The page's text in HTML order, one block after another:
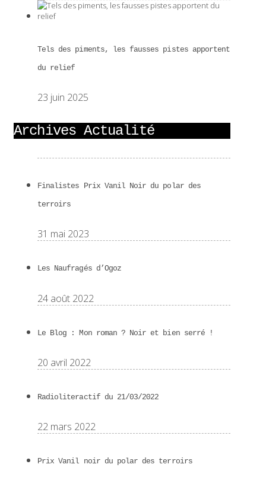
Tels des piments, les fausses pistes apportent
du relief
23 juin 2025
Archives Actualité
Finalistes Prix Vanil Noir du polar des
terroirs
31 mai 2023
Les Naufragés d’Ogoz
24 août 2022
Le Blog : Mon roman ? Noir et bien serré !
20 avril 2022
Radioliteractif du 21/03/2022
22 mars 2022
Prix Vanil noir du polar des terroirs